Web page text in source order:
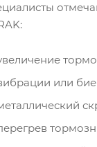
или